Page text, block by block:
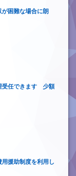
困難な場合に朗
受任できます 少額
用援助制度を利用し